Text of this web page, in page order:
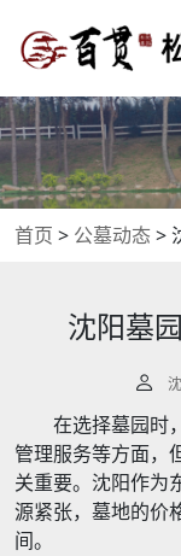
首页 > 公墓动态>
沈阳墓
在选择墓园时
管理服务等方面，
关重要。沈阳作为
源紧张，墓地的价
间。